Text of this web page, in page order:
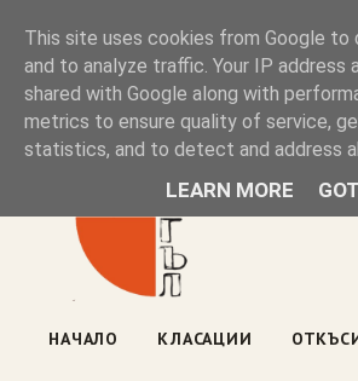
Книжен ъгъл
Блог на книжарницата — класации,
ул. „Оборище" 117, София· пон–пет
НАЧАЛО КЛАСАЦИИ
This site uses cookies from Google to
and to analyze traffic. Your IP address
shared with Google along with
metrics to ensure quality of service,
statistics, and to detect and address
LEARN MORE